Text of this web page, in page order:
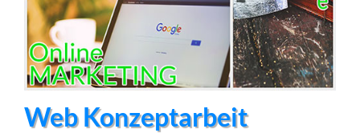
Web Konzeptarbeit